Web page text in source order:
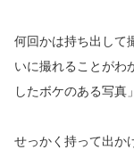
何回かは持ち出して
いに撮れることがわ
したボケのある写真
せっかく持って出か